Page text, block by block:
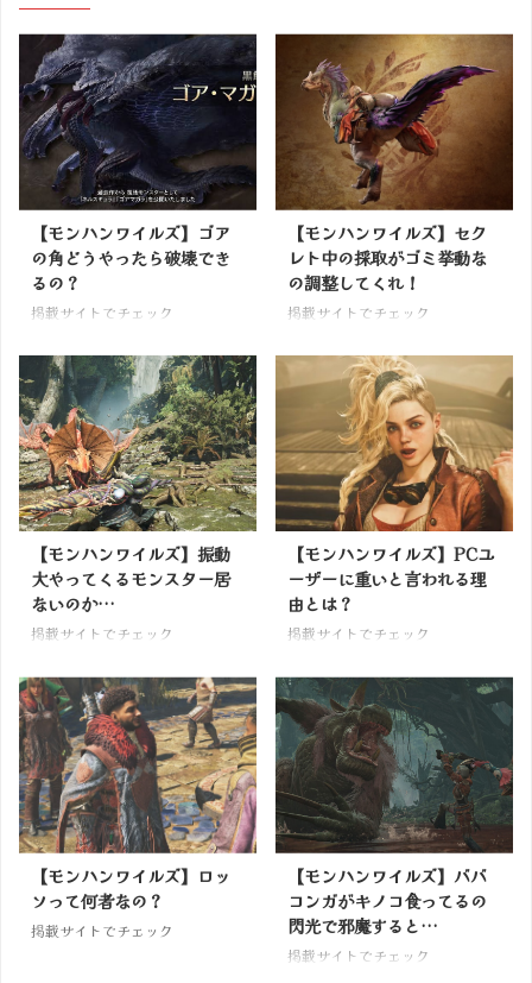
【モンハンワイルズ】ゴア
の角どうやったら破壊でき
るの？
掲載サイトでチェック
【モンハンワイルズ】セク
レト中の採取がゴミ挙動な
の調整してくれ！
掲載サイトでチェック
【モンハンワイルズ】振動
大やってくるモンスター居
ないのか…
掲載サイトでチェック
【モンハンワイルズ】PCユ
ーザーに重いと言われる理
由とは？
掲載サイトでチェック
【モンハンワイルズ】ロッ
ソって何者なの？
掲載サイトでチェック
【モンハンワイルズ】ババ
コンガがキノコ食ってるの
閃光で邪魔すると…
掲載サイトでチェック